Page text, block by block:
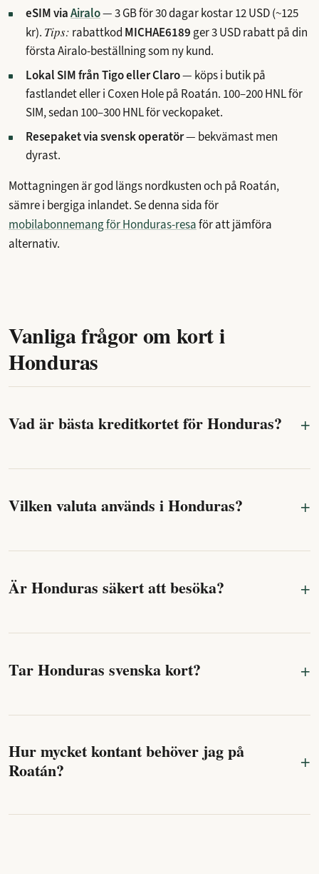
eSIM viaAiralo—3 GB för 30 dagar kostar 12 USD(~125
kr). Tips: rabattkod MICHAE6189 ger 3 USD rabatt på din
första Airalo-beställning som ny kund.
Lokal SIM från Tigo eller Claro— köps i butik på
fastlandet eller i Coxen Hole på Roatán. 100–200 HNL för
SIM, sedan 100–300 HNL för veckopaket.
Resepaket via svensk operatör— bekvämast men
dyrast.
Mottagningen är god längs nordkusten och på Roatán,
sämre i bergiga inlandet. Se denna sida för
mobilabonnemang för Honduras-resaför att jämföra
alternativ.
Vanliga frågor om kort i
Honduras
Vad är bästa kreditkortet för Honduras?
Vilken valuta används i Honduras?
Är Honduras säkert att besöka?
Tar Honduras svenska kort?
Hur mycket kontant behöver jag på
Roatán?